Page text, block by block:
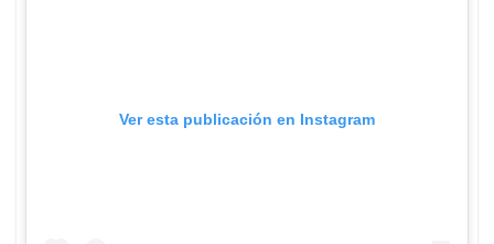
Ver esta publicación en Instagram